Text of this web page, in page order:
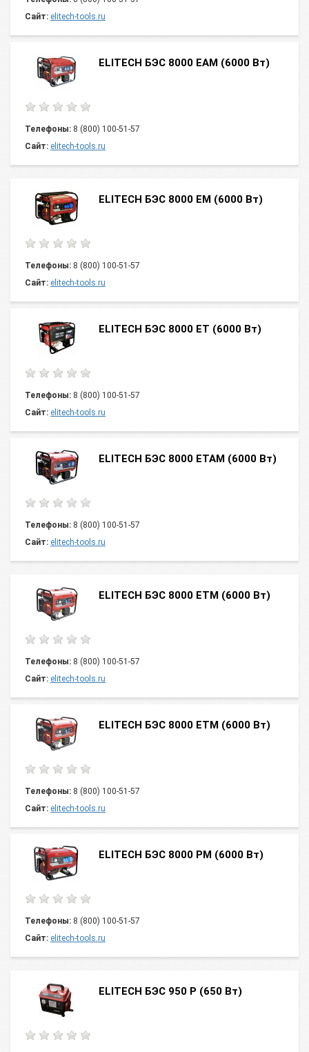
Сайт: elitech-tools.ru
ELITECH БЭС 8000 ЕАМ (6000 Вт)
Телефоны: 8 (800) 100-51-57
Сайт: elitech-tools.ru
ELITECH БЭС 8000 ЕМ (6000 Вт)
Телефоны: 8 (800) 100-51-57
Сайт: elitech-tools.ru
ELITECH БЭС 8000 ЕТ (6000 Вт)
Телефоны: 8 (800) 100-51-57
Сайт: elitech-tools.ru
ELITECH БЭС 8000 ЕТАМ (6000 Вт)
Телефоны: 8 (800) 100-51-57
Сайт: elitech-tools.ru
ELITECH БЭС 8000 ЕТМ (6000 Вт)
Телефоны: 8 (800) 100-51-57
Сайт: elitech-tools.ru
ELITECH БЭС 8000 ЕТМ (6000 Вт)
Телефоны: 8 (800) 100-51-57
Сайт: elitech-tools.ru
ELITECH БЭС 8000 РМ (6000 Вт)
Телефоны: 8 (800) 100-51-57
Сайт: elitech-tools.ru
ELITECH БЭС 950 Р (650 Вт)